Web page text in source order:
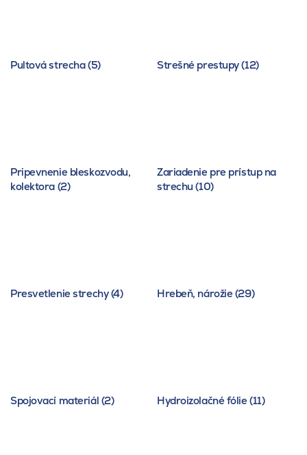
Pultová strecha (5) Strešné prestupy (12)
Pripevnenie bleskozvodu,
kolektora (2)
Zariadenie pre prístup na
strechu (10)
Presvetlenie strechy (4) Hrebeň, nárožie (29)
Spojovací materiál (2) Hydroizolačné fólie (11)